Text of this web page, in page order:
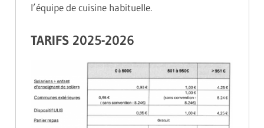
l’équipe de cuisine habituelle.
TARIFS 2025-2026